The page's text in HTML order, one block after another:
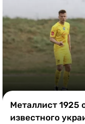
Казино
Металлист 1925
известного